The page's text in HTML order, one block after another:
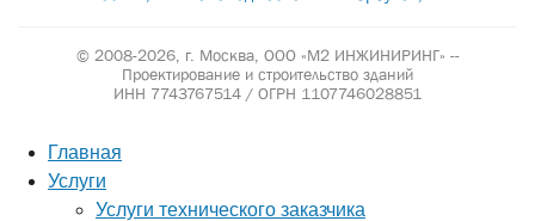
© 2008-2026, г. Москва, ООО «М2 ИНЖИНИРИНГ» --
Проектирование и строительство зданий
ИНН 7743767514 / ОГРН 1107746028851
Главная
Услуги
Услуги технического заказчика